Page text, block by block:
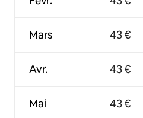
Mars
Avr.
Mai
43 €
43 €
43 €